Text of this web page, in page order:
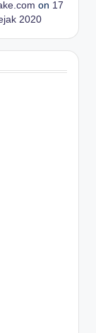
on 17
2020